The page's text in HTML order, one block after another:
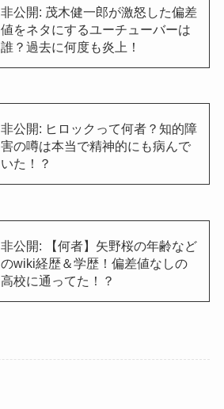
非公開: 茂木健一郎が激怒した偏差
値をネタにするユーチューバーは
誰？過去に何度も炎上！
非公開: ヒロックって何者？知的障
害の噂は本当で精神的にも病んで
いた！？
非公開: 【何者】矢野桜の年齢など
のwiki経歴＆学歴！偏差値なしの
高校に通ってた！？